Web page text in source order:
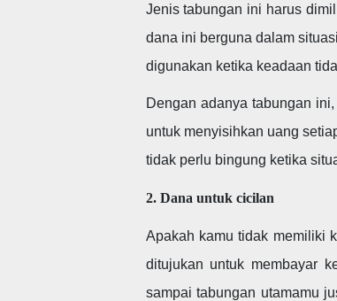
Jenis tabungan ini harus
dana ini berguna dalam
digunakan ketika keadaan
Dengan adanya tabungan
untuk menyisihkan uang
tidak perlu bingung ketika
2. Dana untuk cicilan
Apakah kamu tidak memiliki
ditujukan untuk membayar
sampai tabungan utamamu